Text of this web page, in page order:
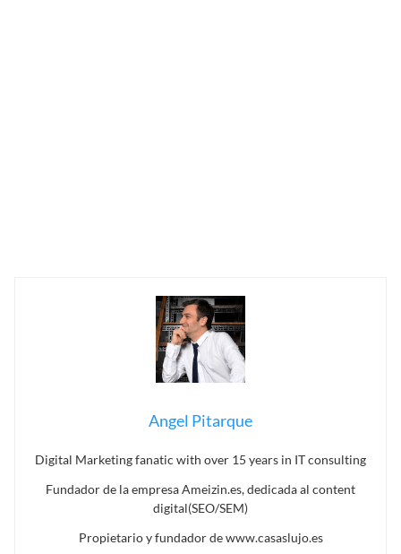
Angel Pitarque
Digital Marketing fanatic with over 15 years in IT consulting
Fundador de la empresa Ameizin.es, dedicada al content
digital(SEO/SEM)
Propietario y fundador de www.casaslujo.es